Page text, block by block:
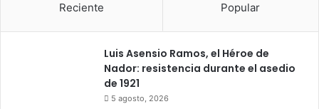
Reciente Popular
Luis Asensio Ramos, el Héroe de
Nador: resistencia durante el asedio
de 1921
5 agosto, 2026